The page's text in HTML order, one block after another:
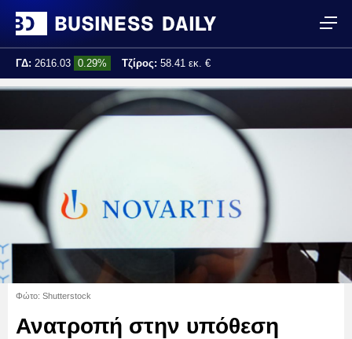
ΓΔ: 2616.03 0.29% Τζίρος: 58.41 εκ. €
Τελ. ενημέρωση: 12:42:35
Φώτο: Shutterstock
Ανατροπή στην υπόθεση